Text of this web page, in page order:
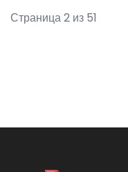
Страница 2 из 51